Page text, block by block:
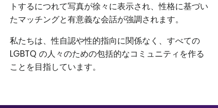
トするにつれて写真が徐々に表示され、性格に基づい
たマッチングと有意義な会話が強調されます。
私たちは、性自認や性的指向に関係なく、すべての
LGBTQ の人々のための包括的なコミュニティを作る
ことを目指しています。